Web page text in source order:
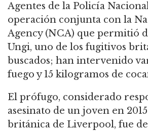
Agentes de la Policía
operación conjunta con la
Agency (NCA) que permitió
Ungi, uno de los fugitivos
buscados; han intervenido
fuego y 15 kilogramos de
El prófugo, considerado
asesinato de un joven en
británica de Liverpool, fue